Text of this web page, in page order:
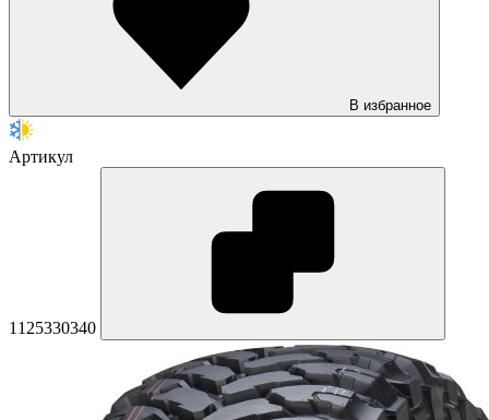
В избранное
Артикул
1125330340